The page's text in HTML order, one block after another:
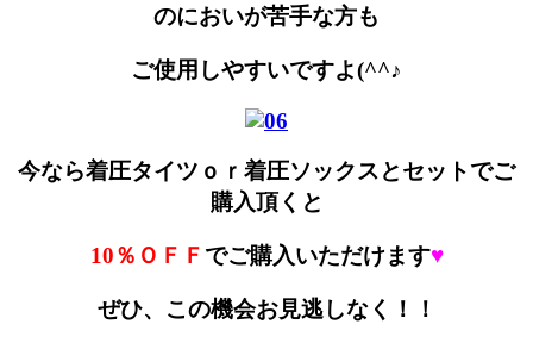
のにおいが苦手な方も
ご使用しやすいですよ(^^♪
今なら着圧タイツｏｒ着圧ソックスとセットでご
購入頂くと
10％ＯＦＦ でご購入いただけます♥
ぜひ、この機会お見逃しなく！！